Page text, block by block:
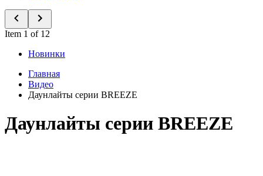
Item 1 of 12
Новинки
Главная
Видео
Даунлайты серии BREEZE
Даунлайты серии BREEZE